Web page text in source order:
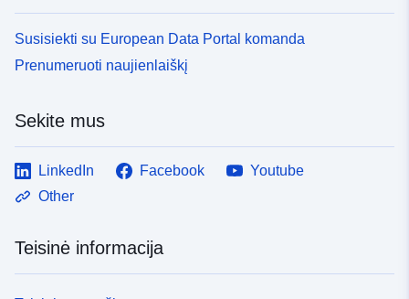
Susisiekti su European Data Portal komanda
Prenumeruoti naujienlaiškį
Sekite mus
LinkedIn Facebook
Youtube
Other
Teisinė informacija